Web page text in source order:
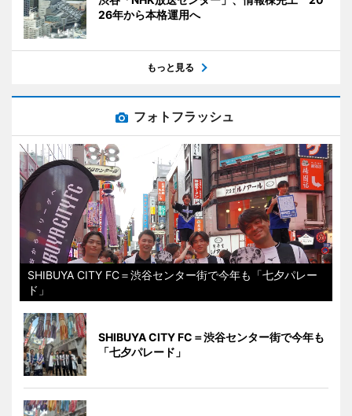
26年から本格運用へ
もっと見る
フォトフラッシュ
SHIBUYA CITY FC＝渋谷センター街で今年も「七夕パレー
ド」
SHIBUYA CITY FC＝渋谷センター街で今年も
「七夕パレード」